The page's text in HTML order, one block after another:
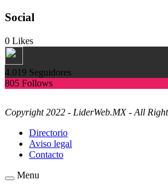
Social
0 Likes
4.019 Seguidores
805 Follows
Copyright 2022 - LiderWeb.MX - All
Directorio
Aviso legal
Contacto
Menu